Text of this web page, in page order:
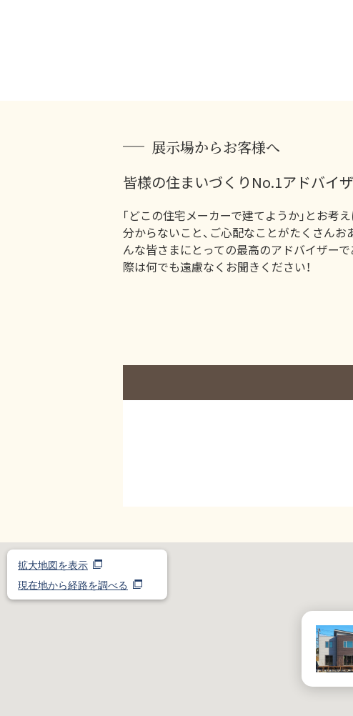
展示場からお客様へ
皆様の住まいづくりNo.1アドバイ
｢どこの住宅メーカーで建てようか｣とお考え
分からないこと、ご心配なことがたくさんお
んな皆さまにとっての最高のアドバイザー
際は何でも遠慮なくお聞きください！
拡大地図を表示
現在地から経路を調べる